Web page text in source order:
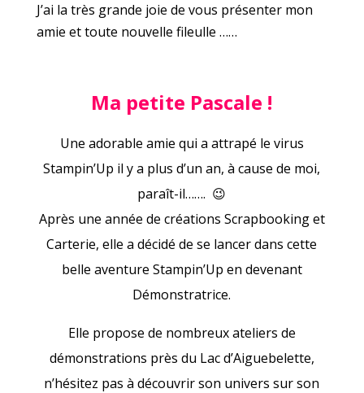
J’ai la très grande joie de vous présenter mon
amie et toute nouvelle fileulle ……
Ma petite Pascale !
Une adorable amie qui a attrapé le virus
Stampin’Up il y a plus d’un an, à cause de moi,
paraît-il……. 😉
Après une année de créations Scrapbooking et
Carterie, elle a décidé de se lancer dans cette
belle aventure Stampin’Up en devenant
Démonstratrice.
Elle propose de nombreux ateliers de
démonstrations près du Lac d’Aiguebelette,
n’hésitez pas à découvrir son univers sur son